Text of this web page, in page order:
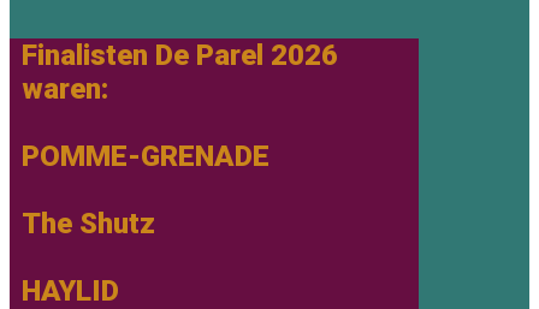
Finalisten De Parel 2026
waren:
POMME-GRENADE
The Shutz
HAYLID